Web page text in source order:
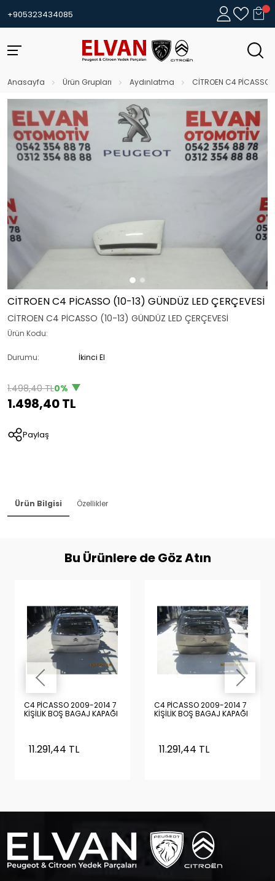
+905323434085
Anasayfa Ürün Grupları Aydınlatma CİTROEN C4 PİCASSO
CİTROEN C4 PİCASSO (10-13) GÜNDÜZ LED ÇERÇEVESİ
CİTROEN C4 PİCASSO (10-13) GÜNDÜZ LED ÇERÇEVESİ
Ürün Kodu:
Durumu: İkinci El
1.498,40 TL0%
1.498,40 TL
Paylaş
Ürün Bilgisi Özellikler
Bu Ürünlere de Göz Atın
C4 PİCASSO 2009-2014 7
KİŞİLİK BOŞ BAGAJ KAPAĞI
11.291,44 TL
C4 PİCASSO 2009-2014 7
KİŞİLİK BOŞ BAGAJ KAPAĞI
11.291,44 TL